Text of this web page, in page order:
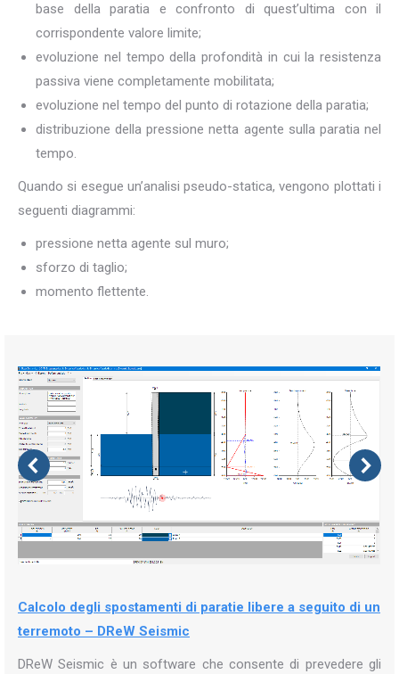
base della paratia e confronto di quest’ultima con il
corrispondente valore limite;
evoluzione nel tempo della profondità in cui la resistenza
passiva viene completamente mobilitata;
evoluzione nel tempo del punto di rotazione della paratia;
distribuzione della pressione netta agente sulla paratia nel
tempo.
Quando si esegue un’analisi pseudo-statica, vengono plottati i
seguenti diagrammi:
pressione netta agente sul muro;
sforzo di taglio;
momento flettente.
Calcolo degli spostamenti di paratie libere a seguito di un
terremoto – DReW Seismic
DReW Seismic è un software che consente di prevedere gli